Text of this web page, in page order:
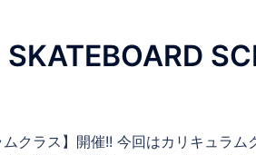
クラス】開催!! 今回はカリキュラ